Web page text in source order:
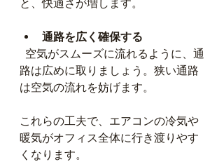
と、快適さが増します。
通路を広く確保する
路は広めに取りましょう。狭い通路
は空気の流れを妨げます。
これらの工夫で、エアコンの冷気や
暖気がオフィス全体に行き渡りやす
くなります。